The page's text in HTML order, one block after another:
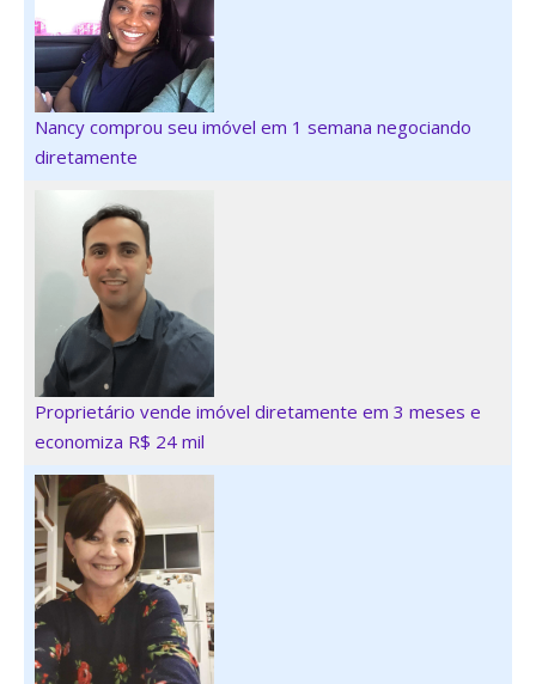
Nancy comprou seu imóvel em 1 semana negociando
diretamente
Proprietário vende imóvel diretamente em 3 meses e
economiza R$ 24 mil